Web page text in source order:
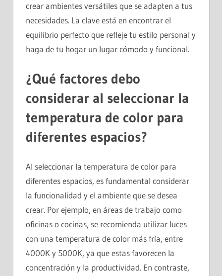
crear ambientes versátiles que se adapten a tus
necesidades. La clave está en encontrar el
equilibrio perfecto que refleje tu estilo personal y
haga de tu hogar un lugar cómodo y funcional.
¿Qué factores debo
considerar al seleccionar la
temperatura de color para
diferentes espacios?
Al seleccionar la temperatura de color para
diferentes espacios, es fundamental considerar
la funcionalidad y el ambiente que se desea
crear. Por ejemplo, en áreas de trabajo como
oficinas o cocinas, se recomienda utilizar luces
con una temperatura de color más fría, entre
4000K y 5000K, ya que estas favorecen la
concentración y la productividad. En contraste,